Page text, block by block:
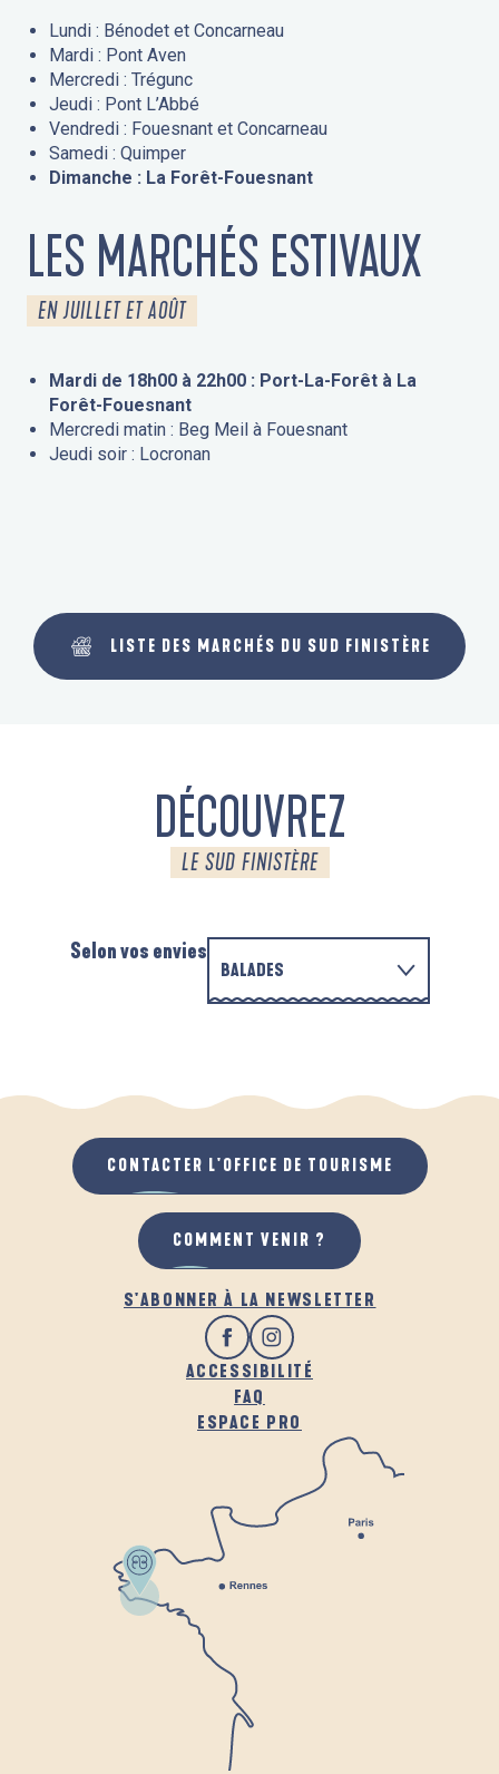
Lundi : Bénodet et Concarneau
Mardi : Pont Aven
Mercredi : Trégunc
Jeudi : Pont L’Abbé
Vendredi : Fouesnant et Concarneau
Samedi : Quimper
Dimanche : La Forêt-Fouesnant
LES MARCHÉS ESTIVAUX
EN JUILLET ET AOÛT
Mardi de 18h00 à 22h00 : Port-La-Forêt à La
Forêt-Fouesnant
Mercredi matin : Beg Meil à Fouesnant
Jeudi soir : Locronan
LISTE DES MARCHÉS DU SUD FINISTÈRE
DÉCOUVREZ
LE SUD FINISTÈRE
Selon vos envies
BALADES
QUAND IL PLEUT
AU GRAND AIR
PARCOURS D'INTERPRÉTATION DE L'ANSE
S'ABONNER À LA NEWSLETTER
ACCESSIBILITÉ
FAQ
ESPACE PRO
CONTACTER L'OFFICE DE TOURISME
COMMENT VENIR ?